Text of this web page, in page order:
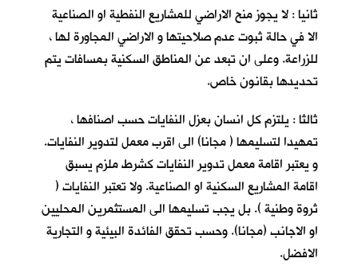
ثانيا : لا يجوز منح الاراضي للمشاريع النفطية او الصناعية
الا في حالة ثبوت عدم صلاحيتها و الاراضي المجاورة لها ،
للزراعة. وعلى ان تبعد عن المناطق السكنية بمسافات يتم
تحديدها بقانون خاص.
ثالثا : يلتزم كل انسان بعزل النفايات حسب اصنافها ،
تمهيدا لتسليمها ( مجانا) الى اقرب معمل لتدوير النفايات.
و يعتبر اقامة معمل تدوير النفايات كشرط ملزم يسبق
اقامة المشاريع السكنية او الصناعية. ولا تعتبر النفايات (
ثروة وطنية ). بل يجب تسليمها الى المستثمرين المحليين
او الاجانب (مجانا). وحسب تحقق الفائدة البيئية و التجارية
الافضل.